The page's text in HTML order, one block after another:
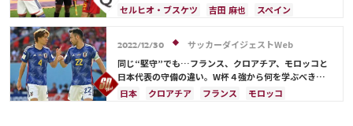
セルヒオ・ブスケツ
吉田 麻也
スペイン
2022/12/30
サッカーダイジェストWeb
同じ“堅守”でも…フランス、クロアチア、モロッコと
日本代表の守備の違い。W杯４強から何を学ぶべき
か？【小宮良之の日本サッカー兵法書】
日本 クロアチア フランス
モロッコ